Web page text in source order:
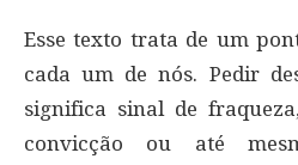
Esse texto trata de um
cada um de nós. Pedir
significa sinal de
convicção ou até